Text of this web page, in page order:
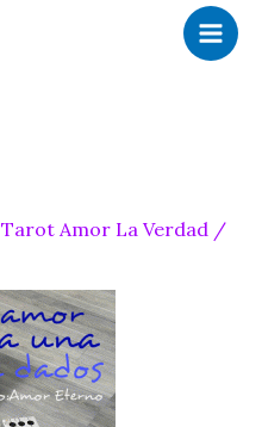
Tarot Amor La Verdad /